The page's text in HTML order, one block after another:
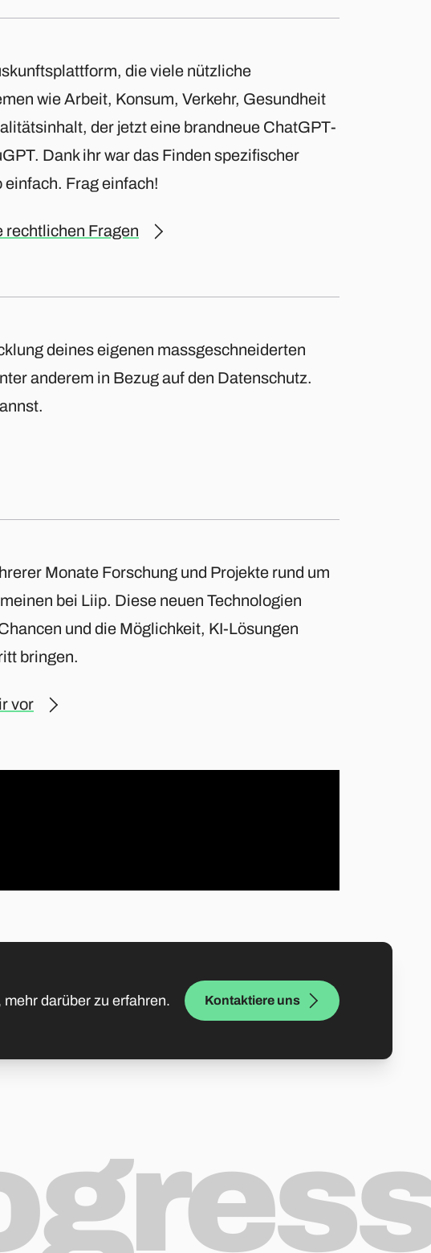
die viele nützliche
wie Arbeit, Konsum, Verkehr, Gesundheit
der jetzt eine brandneue ChatGPT-
Dank ihr war das Finden spezifischer
Frag einfach!
rechtlichen Fragen
deines eigenen massgeschneiderten
anderem in Bezug auf den Datenschutz.
Monate Forschung und Projekte rund um
bei Liip. Diese neuen Technologien
und die Möglichkeit, KI-Lösungen
bringen.
vor
darüber zu erfahren. Kontaktiere uns